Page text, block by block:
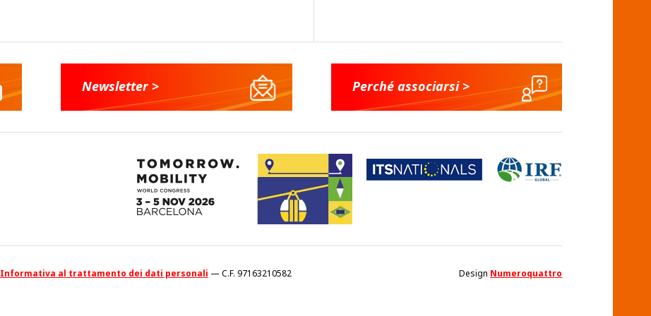
Newsletter > Perché associarsi >
Informativa al trattamento dei dati personali — C.F. 97163210582 Design Numeroquattro